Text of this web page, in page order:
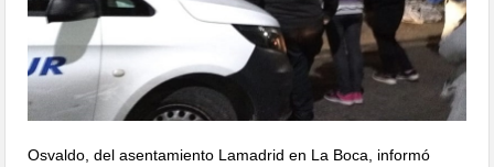
Osvaldo, del asentamiento Lamadrid en La Boca, informó